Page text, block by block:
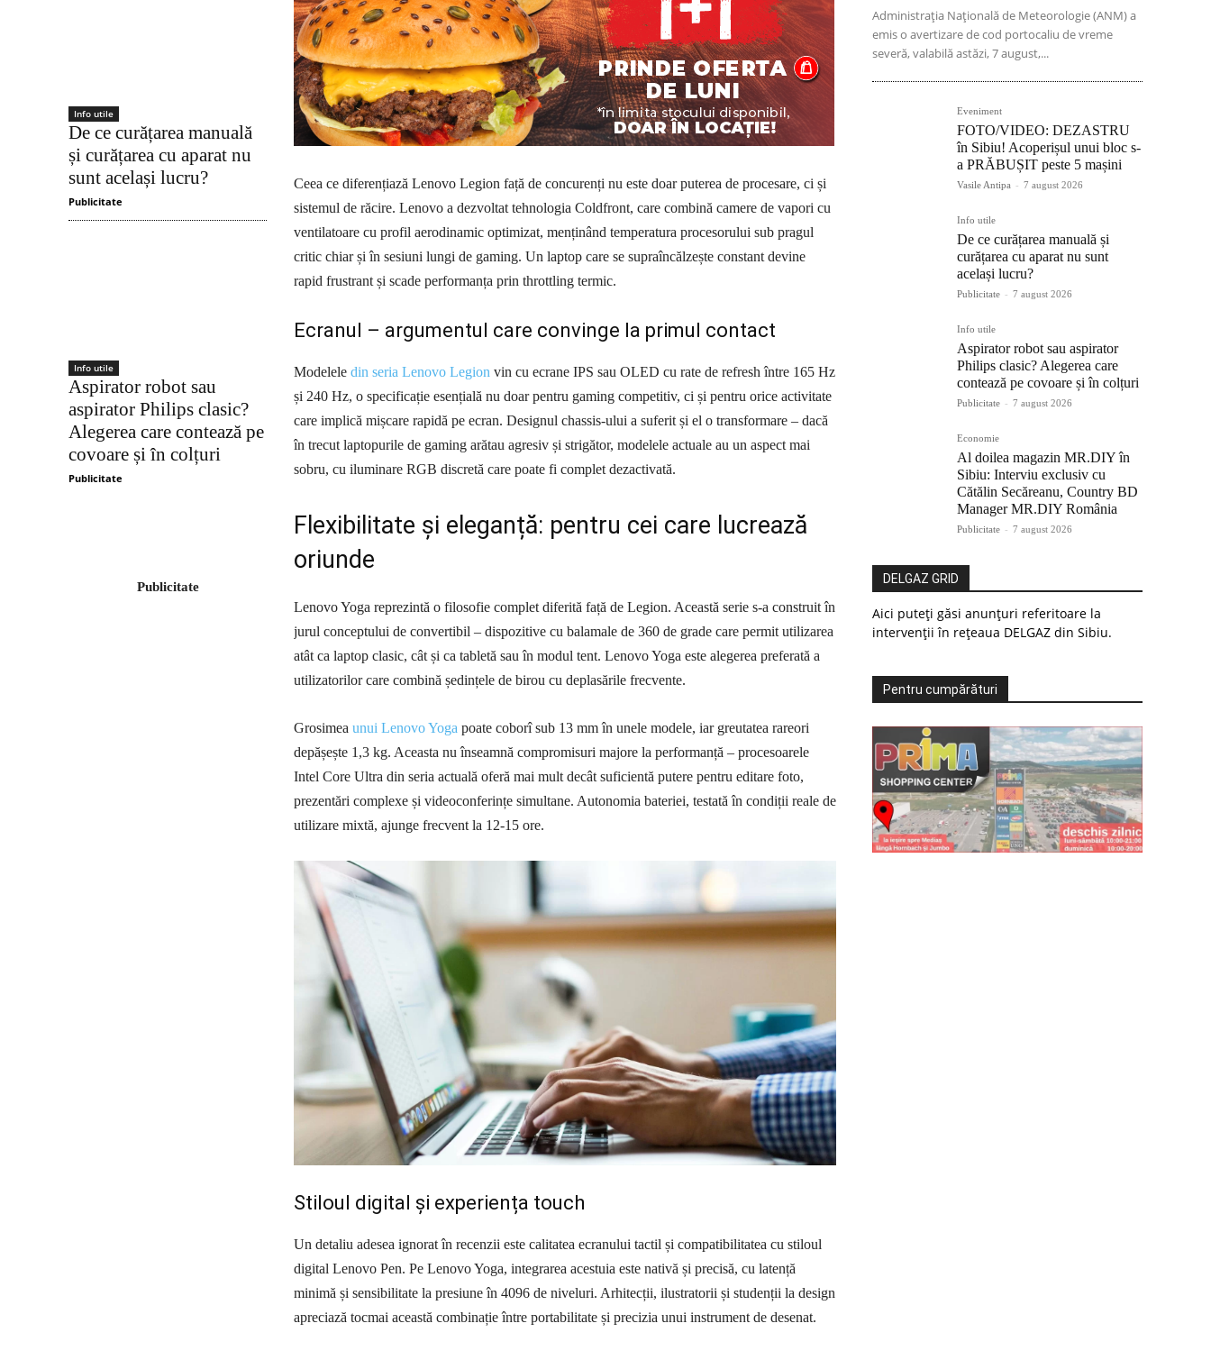
Info utile
De ce curățarea manuală
și curățarea cu aparat nu
sunt același lucru?
Publicitate
Info utile
Aspirator robot sau
aspirator Philips clasic?
Alegerea care contează pe
covoare și în colțuri
Publicitate
Publicitate
Ceea ce diferențiază Lenovo Legion față de concurenți nu este doar puterea de procesare, ci și
sistemul de răcire. Lenovo a dezvoltat tehnologia Coldfront, care combină camere de vapori cu
ventilatoare cu profil aerodinamic optimizat, menținând temperatura procesorului sub pragul
critic chiar și în sesiuni lungi de gaming. Un laptop care se supraîncălzește constant devine
rapid frustrant și scade performanța prin throttling termic.
Ecranul – argumentul care convinge la primul contact
Modelele din seria Lenovo Legion vin cu ecrane IPS sau OLED cu rate de refresh între 165 Hz
și 240 Hz, o specificație esențială nu doar pentru gaming competitiv, ci și pentru orice activitate
care implică mișcare rapidă pe ecran. Designul chassis-ului a suferit și el o transformare – dacă
în trecut laptopurile de gaming arătau agresiv și strigător, modelele actuale au un aspect mai
sobru, cu iluminare RGB discretă care poate fi complet dezactivată.
Flexibilitate și eleganță: pentru cei care lucrează
oriunde
Lenovo Yoga reprezintă o filosofie complet diferită față de Legion. Această serie s-a construit în
jurul conceptului de convertibil – dispozitive cu balamale de 360 de grade care permit utilizarea
atât ca laptop clasic, cât și ca tabletă sau în modul tent. Lenovo Yoga este alegerea preferată a
utilizatorilor care combină ședințele de birou cu deplasările frecvente.
Grosimea unui Lenovo Yoga poate coborî sub 13 mm în unele modele, iar greutatea rareori
depășește 1,3 kg. Aceasta nu înseamnă compromisuri majore la performanță – procesoarele
Intel Core Ultra din seria actuală oferă mai mult decât suficientă putere pentru editare foto,
prezentări complexe și videoconferințe simultane. Autonomia bateriei, testată în condiții reale de
utilizare mixtă, ajunge frecvent la 12-15 ore.
Stiloul digital și experiența touch
Un detaliu adesea ignorat în recenzii este calitatea ecranului tactil și compatibilitatea cu stiloul
digital Lenovo Pen. Pe Lenovo Yoga, integrarea acestuia este nativă și precisă, cu latență
minimă și sensibilitate la presiune în 4096 de niveluri. Arhitecții, ilustratorii și studenții la design
apreciază tocmai această combinație între portabilitate și precizia unui instrument de desenat.
Administrația Națională de Meteorologie (ANM) a
emis o avertizare de cod portocaliu de vreme
severă, valabilă astăzi, 7 august,...
Eveniment
FOTO/VIDEO: DEZASTRU
în Sibiu! Acoperișul unui bloc s-
a PRĂBUȘIT peste 5 mașini
Vasile Antipa - 7 august 2026
Info utile
De ce curățarea manuală și
curățarea cu aparat nu sunt
același lucru?
Publicitate - 7 august 2026
Info utile
Aspirator robot sau aspirator
Philips clasic? Alegerea care
contează pe covoare și în colțuri
Publicitate - 7 august 2026
Economie
Al doilea magazin MR.DIY în
Sibiu: Interviu exclusiv cu
Cătălin Secăreanu, Country BD
Manager MR.DIY România
Publicitate - 7 august 2026
DELGAZ GRID
Aici puteți găsi anunțuri referitoare la
intervenții în rețeaua DELGAZ din Sibiu.
Pentru cumpărături